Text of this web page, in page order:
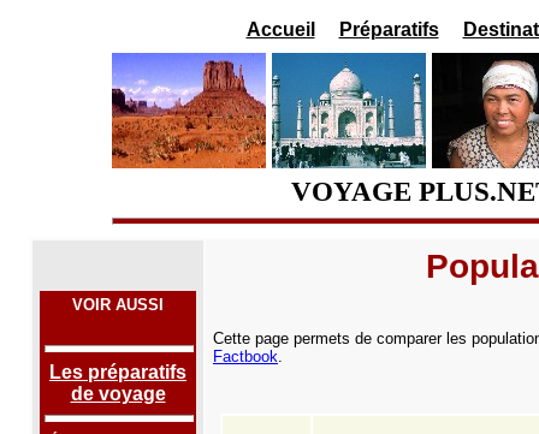
Accueil Préparatifs
VOYAGE
VOIR AUSSI
Les préparatifs
de voyage
Cette page permets de comparer les
Factbook.